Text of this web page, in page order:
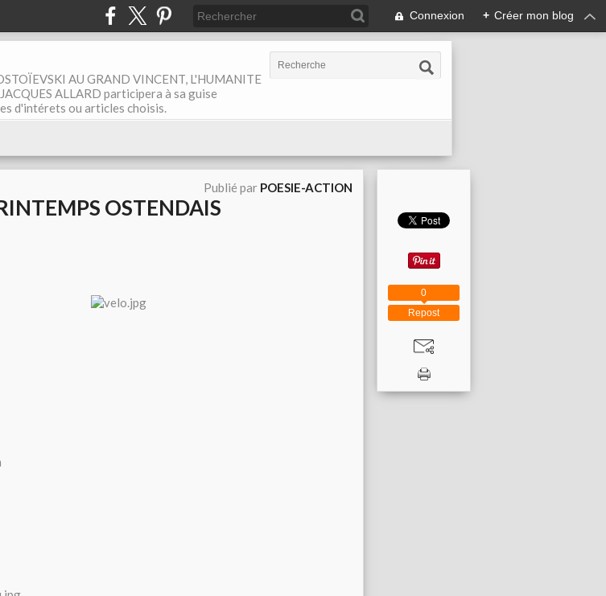
Connexion + Créer mon blog
AU GRAND VINCENT, L'HUMANITE
ALLARD participera à sa guise
d'intérets ou articles choisis.
Publié par POESIE-ACTION
OSTENDAIS
Repost
0